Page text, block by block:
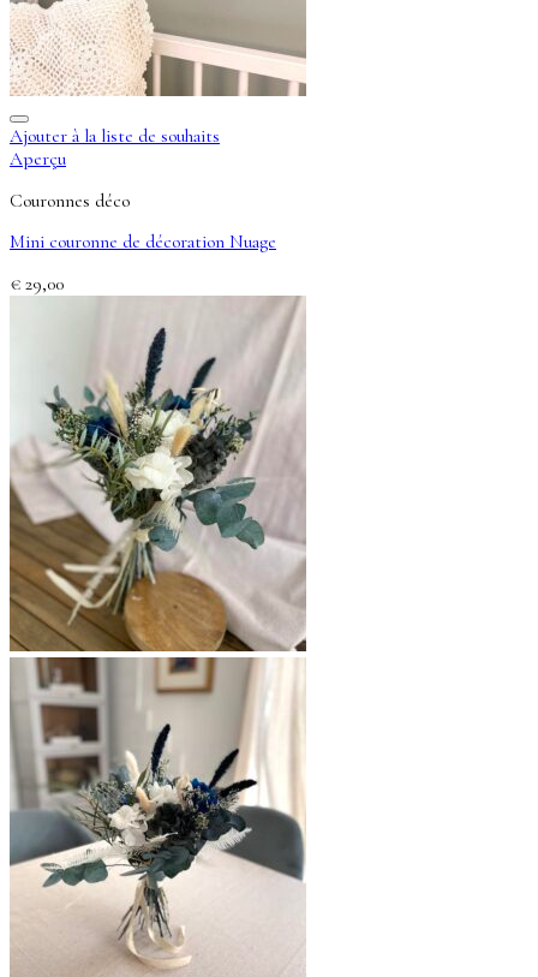
Ajouter à la liste de souhaits
Aperçu
Couronnes déco
Mini couronne de décoration Nuage
€ 29,00